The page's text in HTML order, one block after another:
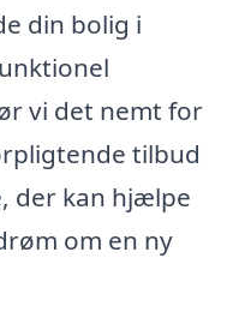
din bolig i
vi det nemt for
tilbud
der kan hjælpe
om en ny